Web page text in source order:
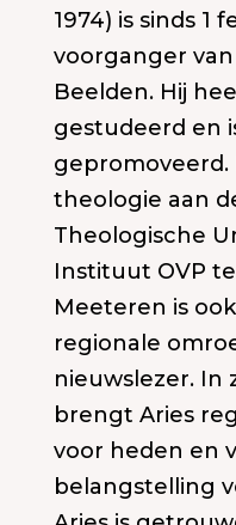
1974) is sinds 1
voorganger
Beelden. Hij
gestudeerd en
gepromoveerd.
theologie aan
Theologische
Instituut OVP
Meeteren is
regionale
nieuwslezer. In
brengt Aries
voor heden en
belangstelling